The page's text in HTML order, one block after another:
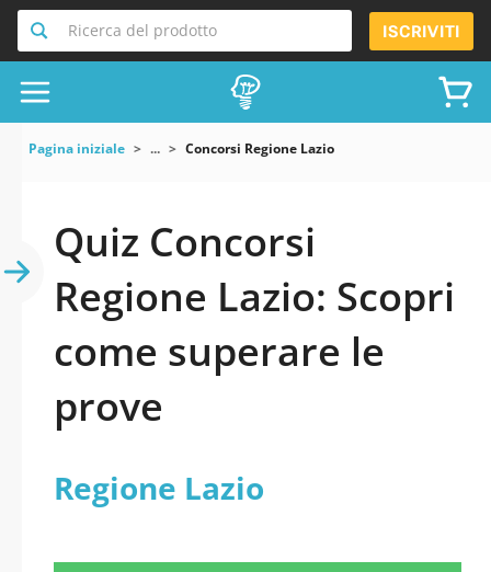
Ricerca del prodotto ISCRIVITI
Pagina iniziale ... Concorsi Regione Lazio
Quiz Concorsi
Regione Lazio: Scopri
come superare le
prove
Regione Lazio